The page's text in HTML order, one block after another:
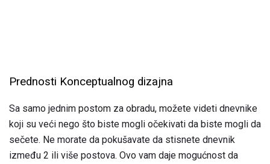
Prednosti Konceptualnog dizajna
Sa samo jednim postom za obradu, možete videti dnevnike
koji su veći nego što biste mogli očekivati ​​da biste mogli da
sečete. Ne morate da pokušavate da stisnete dnevnik
između 2 ili više postova. Ovo vam daje mogućnost da